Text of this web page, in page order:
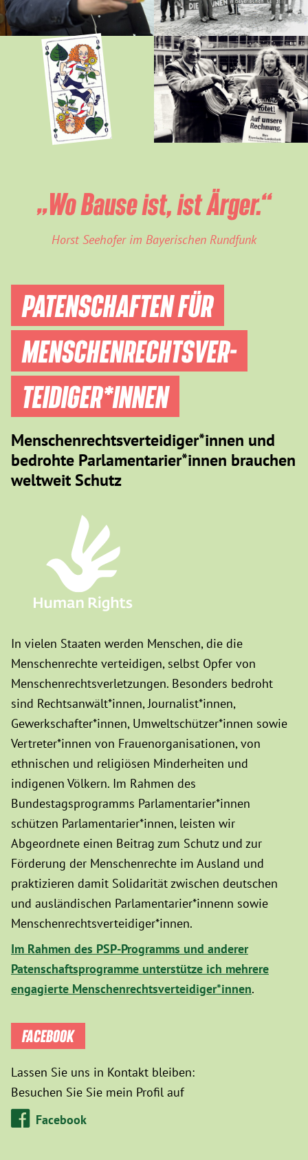
„Wo Bause ist, ist Ärger.“
Horst Seehofer im Bayerischen Rundfunk
PATENSCHAFTEN FÜR
MENSCHEN­RECHTS­VER­
TEIDIGER­*INNEN
Menschenrechtsverteidiger*innen und
bedrohte Parlamentarier*innen brauchen
weltweit Schutz
In vielen Staaten werden Menschen, die die
Menschenrechte verteidigen, selbst Opfer von
Menschenrechtsverletzungen. Besonders bedroht
sind Rechtsanwält*innen, Journalist*innen,
Gewerkschafter*innen, Umweltschützer*innen sowie
Vertreter*innen von Frauenorganisationen, von
ethnischen und religiösen Minderheiten und
indigenen Völkern. Im Rahmen des
Bundestagsprogramms Parlamentarier*innen
schützen Parlamentarier*innen, leisten wir
Abgeordnete einen Beitrag zum Schutz und zur
Förderung der Menschenrechte im Ausland und
praktizieren damit Solidarität zwischen deutschen
und ausländischen Parlamentarier*innenn sowie
Menschenrechtsverteidiger*innen.
Im Rahmen des PSP-Programms und anderer
Patenschaftsprogramme unterstütze ich mehrere
engagierte Menschenrechtsverteidiger*innen.
FACEBOOK
Lassen Sie uns in Kontakt bleiben:
Besuchen Sie Sie mein Profil auf
Facebook